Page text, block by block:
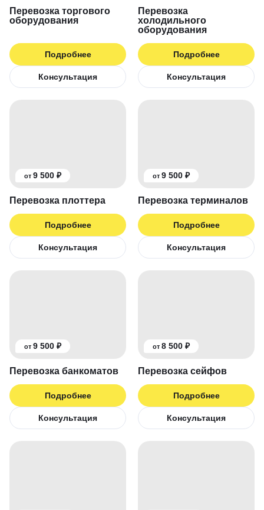
Перевозка торгового
оборудования
Подробнее
Консультация
Перевозка
холодильного
оборудования
Подробнее
Консультация
от 9 500 ₽
Перевозка плоттера
Подробнее
Консультация
от 9 500 ₽
Перевозка терминалов
Подробнее
Консультация
от 9 500 ₽
Перевозка банкоматов
Подробнее
Консультация
от 8 500 ₽
Перевозка сейфов
Подробнее
Консультация